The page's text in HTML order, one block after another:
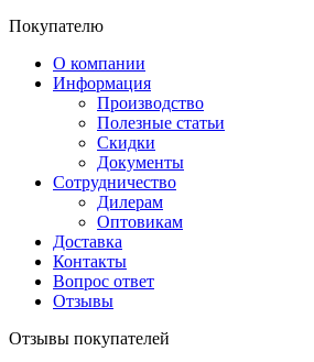
Покупателю
О компании
Информация
Производство
Полезные статьи
Скидки
Документы
Сотрудничество
Дилерам
Оптовикам
Доставка
Контакты
Вопрос ответ
Отзывы
Отзывы покупателей